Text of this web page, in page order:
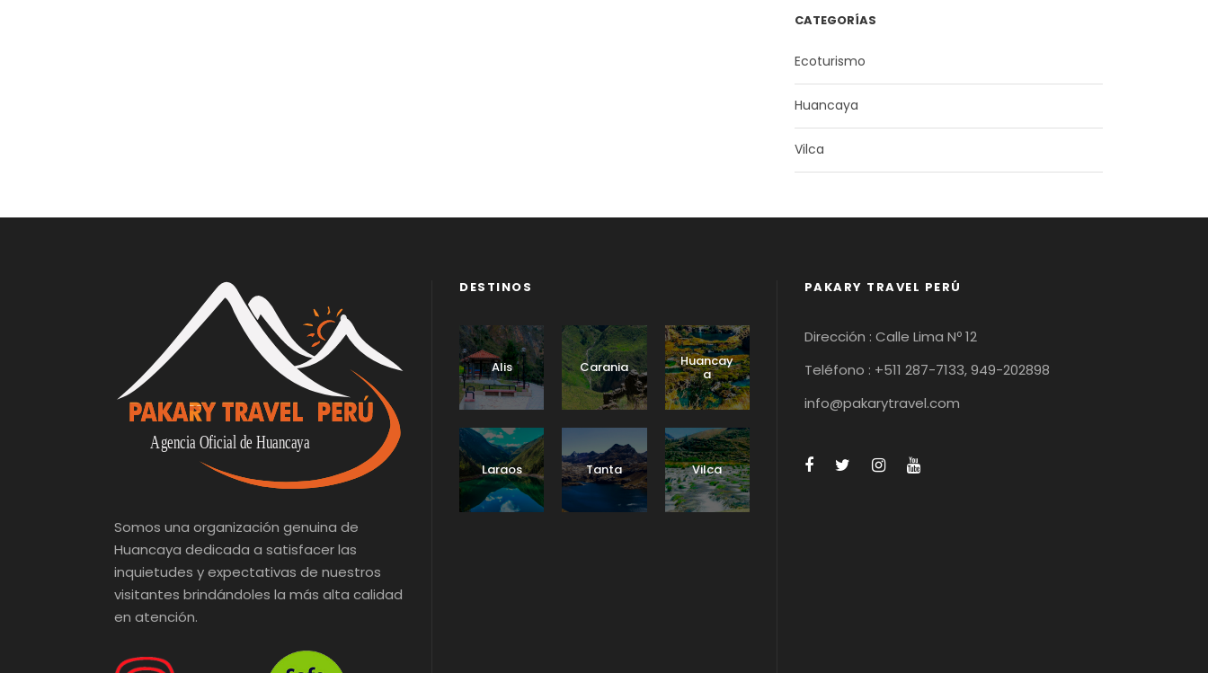
CATEGORÍAS
Ecoturismo
Huancaya
Vilca
Somos una organización genuina de
Huancaya dedicada a satisfacer las
inquietudes y expectativas de nuestros
visitantes brindándoles la más alta calidad
en atención.
DESTINOS
Alis Carania Huancay
a
Laraos Tanta Vilca
PAKARY TRAVEL PERÚ
Dirección : Calle Lima Nº 12
Teléfono : +511 287-7133, 949-202898
info@pakarytravel.com